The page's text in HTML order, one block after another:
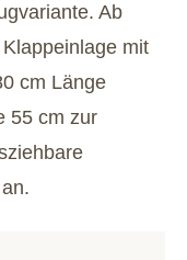
Ab
mit
cm Länge
55 cm zur